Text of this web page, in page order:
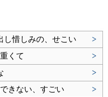
し惜しみの、せこい
>
くて
>
>
きない、すごい
>